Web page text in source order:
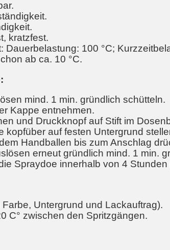
kratzfest.
Dauerbelastung: 100 °C;
ab ca. 10 °C.
mind. 1 min. gründlich schütteln.
Kappe entnehmen.
und Druckknopf auf Stift im
kopfüber auf festen Untergrund
Handballen bis zum Anschlag
erneut gründlich mind. 1 min.
Spraydoe innerhalb von 4
Untergrund und Lackauftrag).
C° zwischen den Spritzgängen.